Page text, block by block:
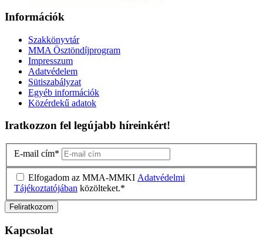
Információk
Szakkönyvtár
MMA Ösztöndíjprogram
Impresszum
Adatvédelem
Sütiszabályzat
Egyéb információk
Közérdekű adatok
Iratkozzon fel legújabb híreinkért!
E-mail cím*
Elfogadom az MMA-MMKI Adatvédelmi
Tájékoztatójában közölteket.*
Kapcsolat